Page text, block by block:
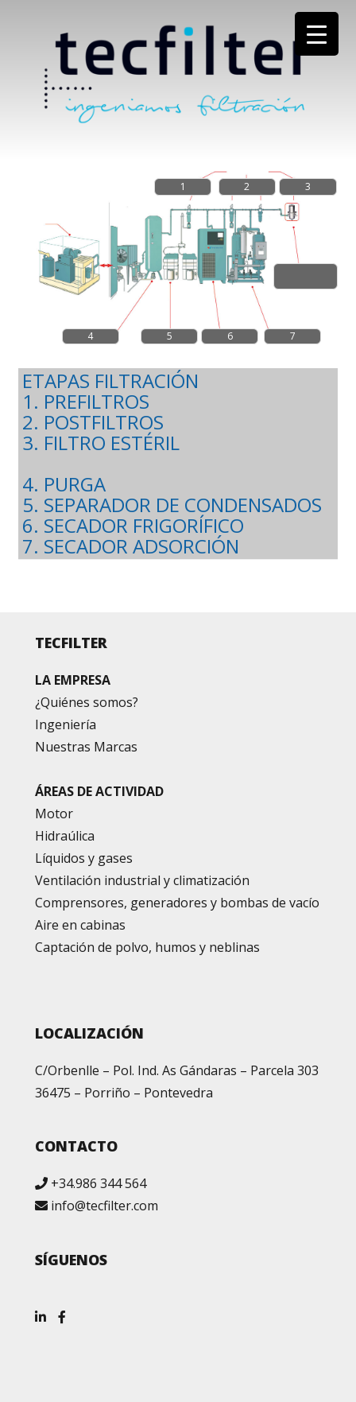
1 2 3
7
6
5
4
ETAPAS FILTRACIÓN
1. PREFILTROS
2. POSTFILTROS
3. FILTRO ESTÉRIL
4. PURGA
5. SEPARADOR DE CONDENSADOS
6. SECADOR FRIGORÍFICO
7. SECADOR ADSORCIÓN
TECFILTER
LA EMPRESA
¿Quiénes somos?
Ingeniería
Nuestras Marcas
ÁREAS DE ACTIVIDAD
Motor
Hidraúlica
Líquidos y gases
Ventilación industrial y climatización
Comprensores, generadores y bombas de vacío
Aire en cabinas
Captación de polvo, humos y neblinas
LOCALIZACIÓN
C/Orbenlle – Pol. Ind. As Gándaras – Parcela 303
36475 – Porriño – Pontevedra
CONTACTO
+34.986 344 564
info@tecfilter.com
SÍGUENOS